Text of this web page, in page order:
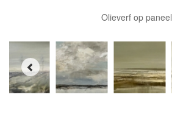
Olieverf op paneel